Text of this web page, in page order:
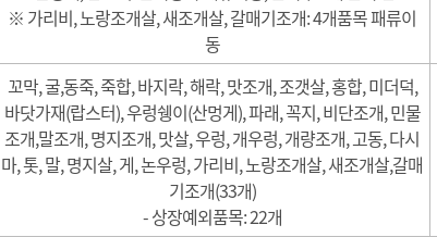
※ 가리비, 노랑조개살, 새조개살, 갈매기조개: 4개품목 패류이
동
꼬막, 굴,동죽, 죽합, 바지락, 해락, 맛조개, 조갯살, 홍합, 미더덕,
바닷가재(랍스터), 우렁쉥이(산멍게), 파래, 꼭지, 비단조개, 민물
조개,말조개, 명지조개, 맛살, 우렁, 개우렁, 개량조개, 고동, 다시
마, 톳, 말, 명지살, 게, 논우렁, 가리비, 노랑조개살, 새조개살,갈매
기조개(33개)
- 상장예외품목: 22개